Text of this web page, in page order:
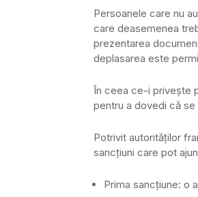
Persoanele care nu
care deasemenea
prezentarea
deplasarea este
În ceea ce-i privește
pentru a dovedi că
Potrivit autorităților
sancțiuni care pot
Prima sancțiune: o